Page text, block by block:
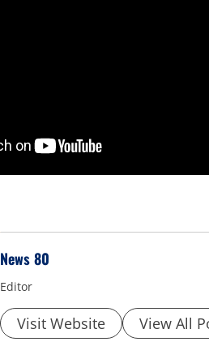
News 80
Editor
Visit Website View All